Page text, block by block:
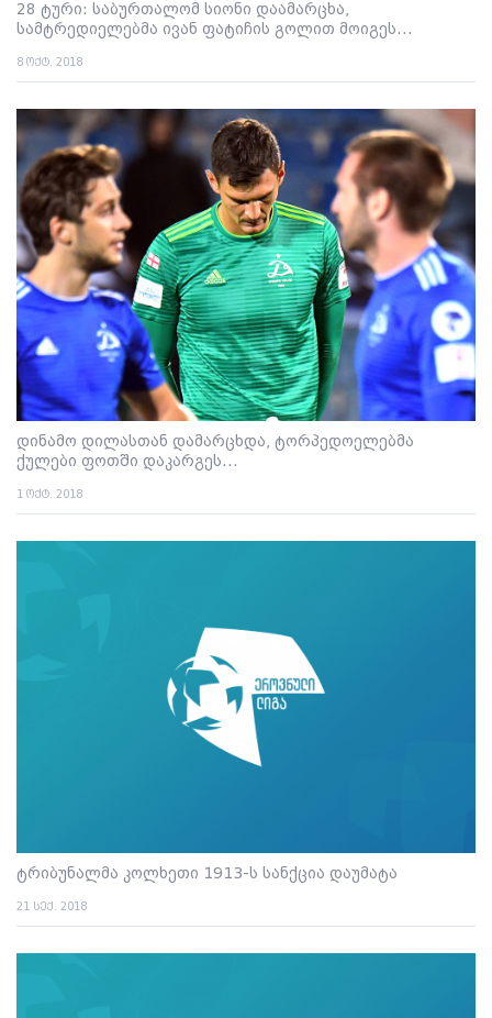
28 ტური: საბურთალომ სიონი დაამარცხა,
სამტრედიელებმა ივან ფატიჩის გოლით მოიგეს...
8 ოქტ. 2018
დინამო დილასთან დამარცხდა, ტორპედოელებმა
ქულები ფოთში დაკარგეს...
1 ოქტ. 2018
ტრიბუნალმა კოლხეთი 1913-ს სანქცია დაუმატა
21 სექ. 2018